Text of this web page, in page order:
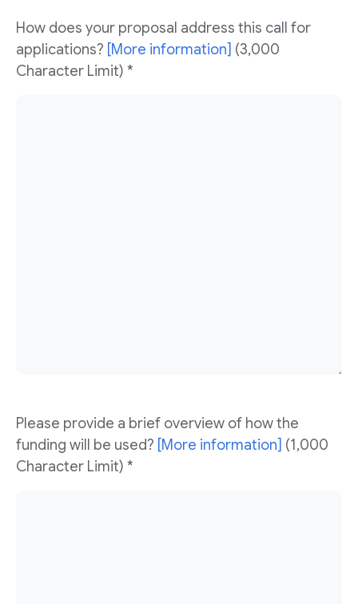
How does your proposal address this call for
applications? [More information] (3,000
Character Limit) *
Please provide a brief overview of how the
funding will be used? [More information] (1,000
Character Limit) *